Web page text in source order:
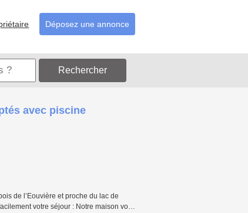
Déposez une annonce
Rechercher
avec piscine
de l’Eouvière et proche du lac de
votre séjour : Notre maison vo…